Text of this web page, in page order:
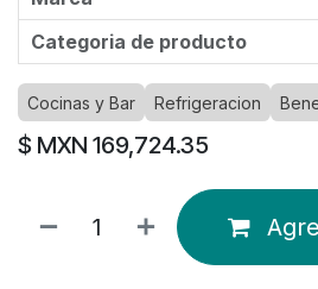
Categoria de producto
Cocinas y Bar Refrigeracion
$ MXN 169,724.35